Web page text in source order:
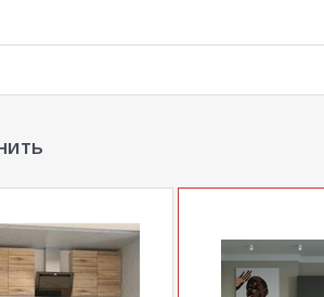
уточняйте у нашего менеджера по
отличаться от цен в розничных